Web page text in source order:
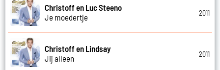
Christoff en Luc Steeno
Je moedertje
2011
Christoff en Lindsay
Jij alleen
2011